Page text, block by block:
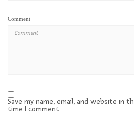
Comment
Save my name, email, and website in
time I comment.